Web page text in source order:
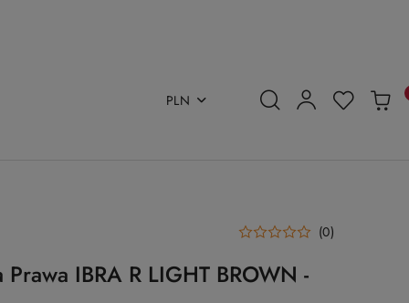
PLN
(0)
IBRA R LIGHT BROWN -